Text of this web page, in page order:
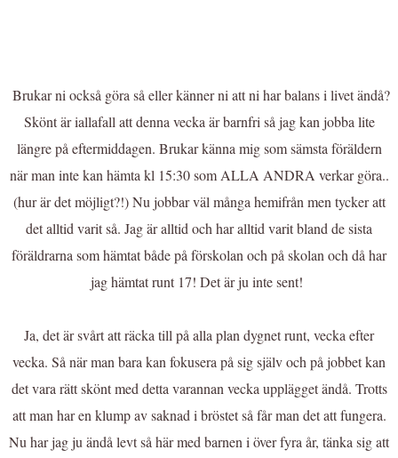
Brukar ni också göra så eller känner ni att ni har balans i livet ändå?
Skönt är iallafall att denna vecka är barnfri så jag kan jobba lite
längre på eftermiddagen. Brukar känna mig som sämsta föräldern
när man inte kan hämta kl 15:30 som ALLA ANDRA verkar göra..
(hur är det möjligt?!) Nu jobbar väl många hemifrån men tycker att
det alltid varit så. Jag är alltid och har alltid varit bland de sista
föräldrarna som hämtat både på förskolan och på skolan och då har
jag hämtat runt 17! Det är ju inte sent!
Ja, det är svårt att räcka till på alla plan dygnet runt, vecka efter
vecka. Så när man bara kan fokusera på sig själv och på jobbet kan
det vara rätt skönt med detta varannan vecka upplägget ändå. Trotts
att man har en klump av saknad i bröstet så får man det att fungera.
Nu har jag ju ändå levt så här med barnen i över fyra år, tänka sig att